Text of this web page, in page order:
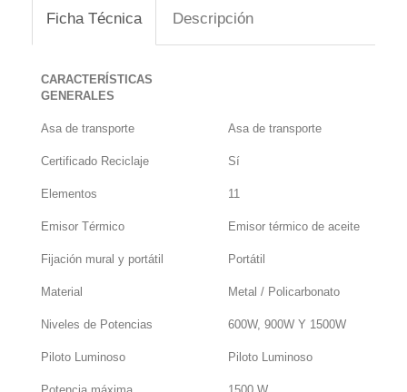
Ficha Técnica Descripción
CARACTERÍSTICAS
GENERALES
Asa de transporte Asa de transporte
Certificado Reciclaje Sí
Elementos 11
Emisor Térmico Emisor térmico de aceite
Fijación mural y portátil Portátil
Material Metal / Policarbonato
Niveles de Potencias 600W, 900W Y 1500W
Piloto Luminoso Piloto Luminoso